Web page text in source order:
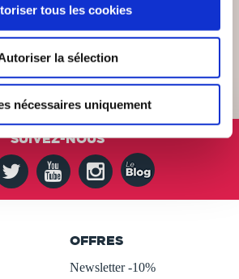
tous les cookies
la sélection
nécessaires uniquement
CLIENT
vendredi, 10-12h / 14-16h
SUIVEZ-NOUS
OFFRES
Newsletter -10%